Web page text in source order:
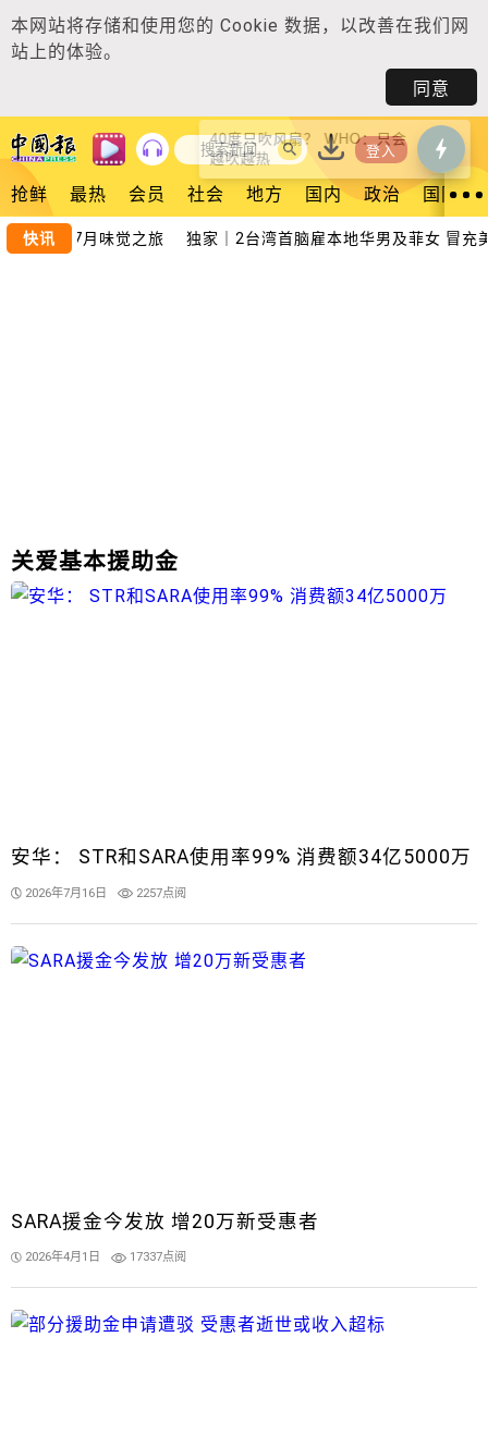
本网站将存储和使用您的 Cookie 数据，以改善在我们网
站上的体验。
同意
登入
抢鲜 最热 会员 社会 地方 国内 政治 国际
快讯
府县 27月味觉之旅 独家｜2台湾首脑雇本地华男及菲女 冒充美
关爱基本援助金
安华： STR和SARA使用率99% 消费额34亿5000万
2026年7月16日 2257点阅
SARA援金今发放 增20万新受惠者
2026年4月1日 17337点阅
40度只吹风扇？ WHO：只会
越吹越热